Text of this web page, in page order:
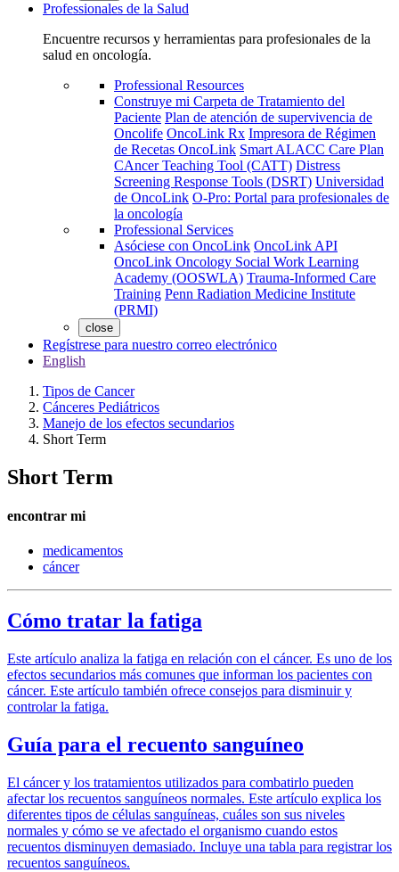
Professionales de la Salud
Encuentre recursos y herramientas para profesionales de la
salud en oncología.
Professional Resources
Construye mi Carpeta de Tratamiento del
Paciente Plan de atención de supervivencia de
Oncolife OncoLink Rx Impresora de Régimen
de Recetas OncoLink Smart ALACC Care Plan
CAncer Teaching Tool (CATT) Distress
Screening Response Tools (DSRT) Universidad
de OncoLink O-Pro: Portal para profesionales de
la oncología
Professional Services
Asóciese con OncoLink OncoLink API
OncoLink Oncology Social Work Learning
Academy (OOSWLA) Trauma-Informed Care
Training Penn Radiation Medicine Institute
(PRMI)
close
Regístrese para nuestro correo electrónico
English
Tipos de Cancer
Cánceres Pediátricos
Manejo de los efectos secundarios
Short Term
Short Term
encontrar mi
medicamentos
cáncer
Cómo tratar la fatiga
Este artículo analiza la fatiga en relación con el cáncer. Es uno de los
efectos secundarios más comunes que informan los pacientes con
cáncer. Este artículo también ofrece consejos para disminuir y
controlar la fatiga.
Guía para el recuento sanguíneo
El cáncer y los tratamientos utilizados para combatirlo pueden
afectar los recuentos sanguíneos normales. Este artículo explica los
diferentes tipos de células sanguíneas, cuáles son sus niveles
normales y cómo se ve afectado el organismo cuando estos
recuentos disminuyen demasiado. Incluye una tabla para registrar los
recuentos sanguíneos.